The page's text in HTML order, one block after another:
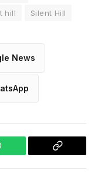
hill Silent Hill
News
Copy